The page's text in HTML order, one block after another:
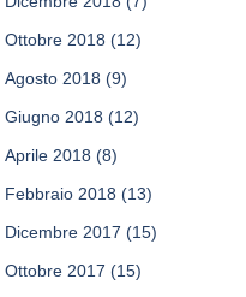
Ottobre 2018 (12)
Agosto 2018 (9)
Giugno 2018 (12)
Aprile 2018 (8)
Febbraio 2018 (13)
Dicembre 2017 (15)
Ottobre 2017 (15)